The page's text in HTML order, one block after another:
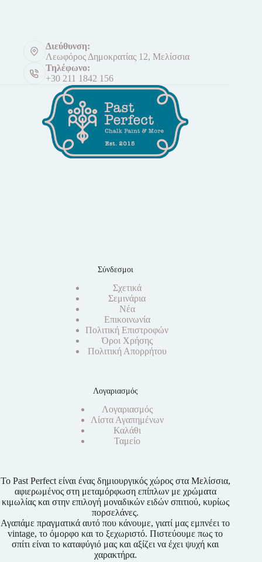
Διεύθυνση:
Λεωφόρος Δημοκρατίας 12, Μελίσσια
Τηλέφωνο:
+30 211 1842 156
Σύνδεσμοι
Σχετικά
Σεμινάρια
Νέα
Επικοινωνία
Πολιτική Επιστροφών
Όροι Χρήσης
Πολιτική Απορρήτου
Λογαριασμός
Λογαριασμός
Λίστα Αγαπημένων
Καλάθι
Ταμείο
Το Past Perfect είναι ένας δημιουργικός χώρος στα Μελίσσια,
αφιερωμένος στη μεταμόρφωση επίπλων με χρώματα
κιμωλίας και στην επιλογή μοναδικών ειδών σπιτιού, κυρίως
πορσελάνες.
Αγαπάμε πραγματικά αυτό που κάνουμε, γιατί μας εμπνέει το
vintage, το όμορφο και το ξεχωριστό. Πιστεύουμε πως το
σπίτι είναι το καταφύγιό μας και αξίζει να έχει ψυχή και
χαρακτήρα.